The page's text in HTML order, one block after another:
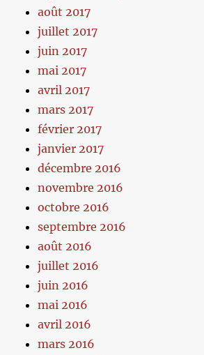
août 2017
juillet 2017
juin 2017
mai 2017
avril 2017
mars 2017
février 2017
janvier 2017
décembre 2016
novembre 2016
octobre 2016
septembre 2016
août 2016
juillet 2016
juin 2016
mai 2016
avril 2016
mars 2016